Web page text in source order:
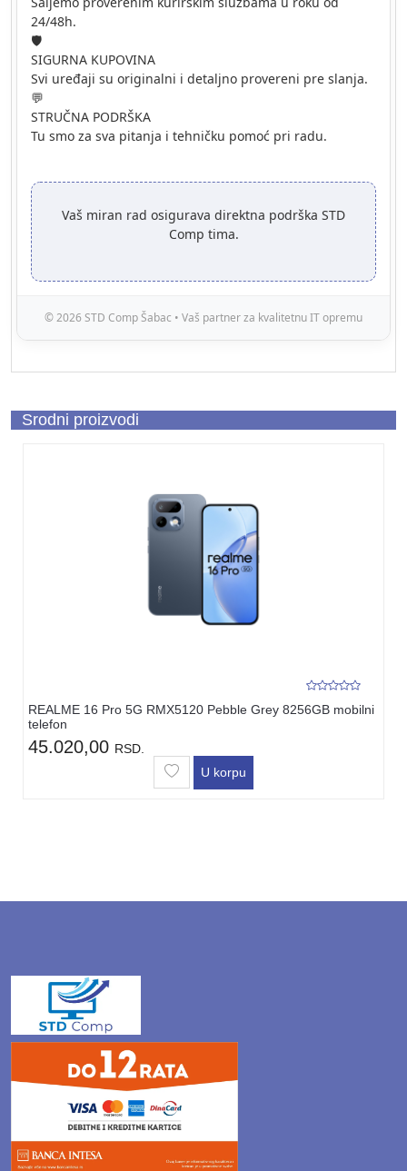
24/48h.
🛡️
SIGURNA KUPOVINA
Svi uređaji su originalni i detaljno provereni pre slanja.
💬
STRUČNA PODRŠKA
Tu smo za sva pitanja i tehničku pomoć pri radu.
Vaš miran rad osigurava direktna podrška STD
Comp tima.
© 2026 STD Comp Šabac • Vaš partner za kvalitetnu IT opremu
Srodni proizvodi
REALME 16 Pro 5G RMX5120 Pebble Grey 8256GB mobilni
telefon
45.020,00 RSD.
U korpu